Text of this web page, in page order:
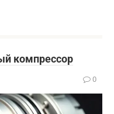
компрессор
0